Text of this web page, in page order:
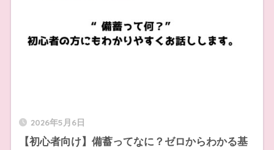
2026年5月6日
【初心者向け】備蓄ってなに？ゼロからわかる基